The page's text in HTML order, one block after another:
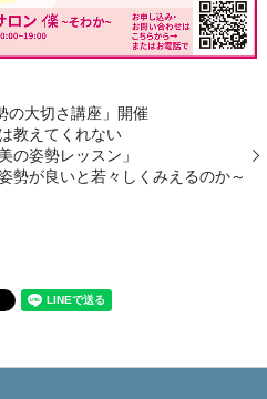
の大切さ講座」開催
教えてくれない
の姿勢レッスン」
勢が良いと若々しくみえるのか～